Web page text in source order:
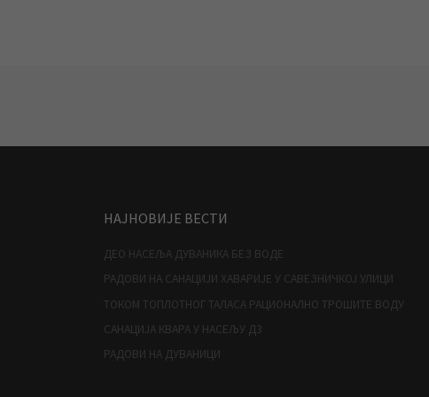
НАЈНОВИЈЕ ВЕСТИ
ДЕО НАСЕЉА ДУВАНИКА БЕЗ ВОДЕ
РАДОВИ НА САНАЦИЈИ ХАВАРИЈЕ У САВЕЗНИЧКОЈ УЛИЦИ
ТОКОМ ТОПЛОТНОГ ТАЛАСА РАЦИОНАЛНО ТРОШИТЕ ВОДУ
САНАЦИЈА КВАРА У НАСЕЉУ Д3
РАДОВИ НА ДУВАНИЦИ